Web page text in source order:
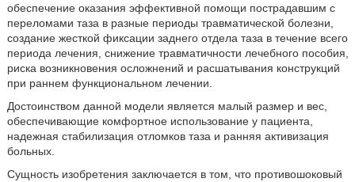
обеспечение оказания эффективной помощи пострадавшим с
переломами таза в разные периоды травматической болезни,
создание жесткой фиксации заднего отдела таза в течение всего
периода лечения, снижение травматичности лечебного пособия,
риска возникновения осложнений и расшатывания конструкций
при раннем функциональном лечении.
Достоинством данной модели является малый размер и вес,
обеспечивающие комфортное использование у пациента,
надежная стабилизация отломков таза и ранняя активизация
больных.
Сущность изобретения заключается в том, что противошоковый